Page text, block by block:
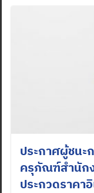
ประกาศผู้ชนะ
ครุภัณฑ์สำนัก
ประกวดราคา